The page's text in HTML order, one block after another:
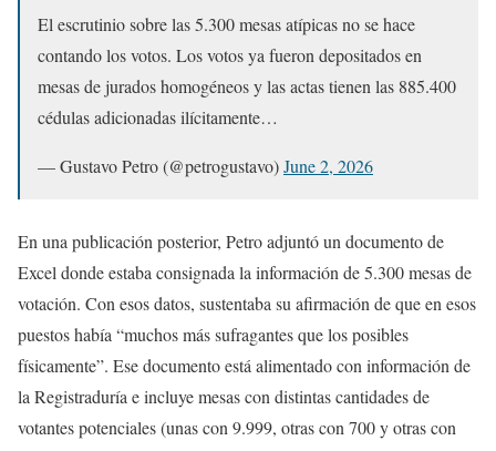
El escrutinio sobre las 5.300 mesas atípicas no se hace
contando los votos. Los votos ya fueron depositados en
mesas de jurados homogéneos y las actas tienen las 885.400
cédulas adicionadas ilícitamente…
— Gustavo Petro (@petrogustavo)June 2, 2026
En una publicación posterior, Petro adjuntó un documento de
Excel donde estaba consignada la información de 5.300 mesas de
votación. Con esos datos, sustentaba su afirmación de que en esos
puestos había “muchos más sufragantes que los posibles
físicamente”. Ese documento está alimentado con información de
la Registraduría e incluye mesas con distintas cantidades de
votantes potenciales (unas con 9.999, otras con 700 y otras con